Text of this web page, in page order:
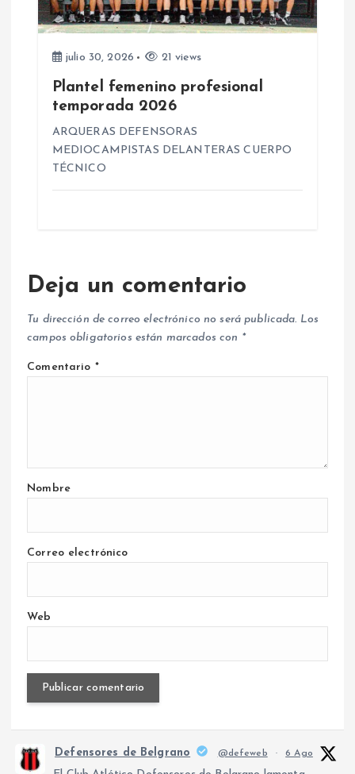
julio 30, 2026 21 views
Plantel femenino profesional
temporada 2026
ARQUERAS DEFENSORAS
MEDIOCAMPISTAS DELANTERAS CUERPO
TÉCNICO
Deja un comentario
Tu dirección de correo electrónico no será publicada. Los
campos obligatorios están marcados con *
Comentario *
Nombre
Correo electrónico
Web
Defensores de Belgrano @defeweb · 6 Ago